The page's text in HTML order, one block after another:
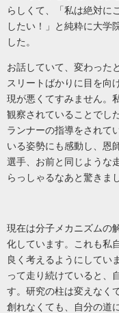
らしくて、「私は絶対に
したい！」と純粋に大学
した。
お話していて、変わった
スリートばかりに目を向
現が悪くてすみません。
観察されていることでし
ランナーの指導をされて
いる姿勢にも感動し、恩
選手、お前と同じような
らっしゃるなあと驚きま
現在は分子メカニズムの
化しています。これも私
良く考えるようにしてい
って走り続けていると、
す。研究の柱は変えなく
創れなくても、自分の道